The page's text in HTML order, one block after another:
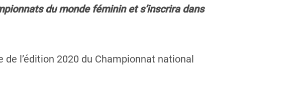
du monde féminin et s’inscrira dans
de l’édition 2020 du Championnat national